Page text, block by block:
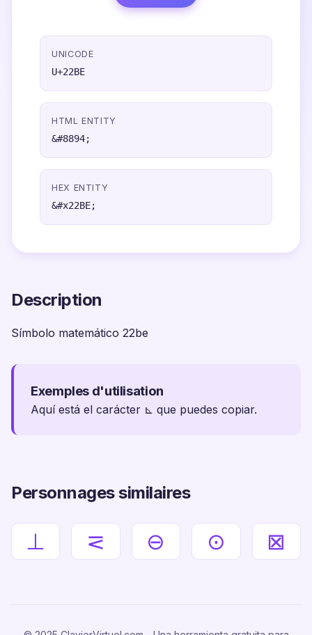
UNICODE
U+22BE
HTML ENTITY
&#8894;
HEX ENTITY
&#x22BE;
Description
Símbolo matemático 22be
Exemples d'utilisation
Aquí está el carácter ⊾ que puedes copiar.
Personnages similaires
⊥ ⋜ ⊖ ⊙ ⊠